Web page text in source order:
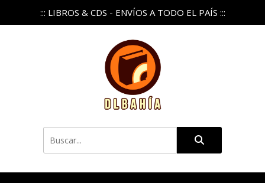
::: LIBROS & CDS - ENVÍOS A TODO EL PAÍS :::